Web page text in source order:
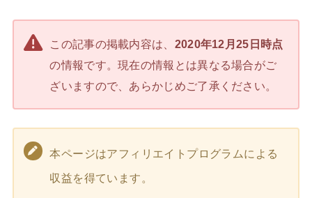
この記事の掲載内容は、 2020年12月25日時点
の情報です。現在の情報とは異なる場合がご
ざいますので、あらかじめご了承ください。
本ページはアフィリエイトプログラムによる
収益を得ています。